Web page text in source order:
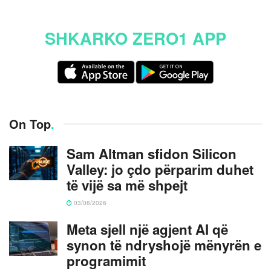
SHKARKO ZERO1 APP
On Top.
Sam Altman sfidon Silicon
Valley: jo çdo përparim duhet
të vijë sa më shpejt
03/08/2026
Meta sjell një agjent AI që
synon të ndryshojë mënyrën e
programimit